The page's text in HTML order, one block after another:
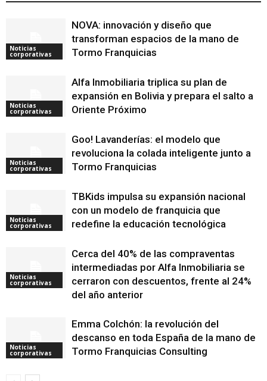
Noticias
corporativas
NOVA: innovación y diseño que
transforman espacios de la mano de
Tormo Franquicias
Noticias
corporativas
Alfa Inmobiliaria triplica su plan de
expansión en Bolivia y prepara el salto a
Oriente Próximo
Noticias
corporativas
Goo! Lavanderías: el modelo que
revoluciona la colada inteligente junto a
Tormo Franquicias
Noticias
corporativas
TBKids impulsa su expansión nacional
con un modelo de franquicia que
redefine la educación tecnológica
Noticias
corporativas
Cerca del 40% de las compraventas
intermediadas por Alfa Inmobiliaria se
cerraron con descuentos, frente al 24%
del año anterior
Noticias
corporativas
Emma Colchón: la revolución del
descanso en toda España de la mano de
Tormo Franquicias Consulting